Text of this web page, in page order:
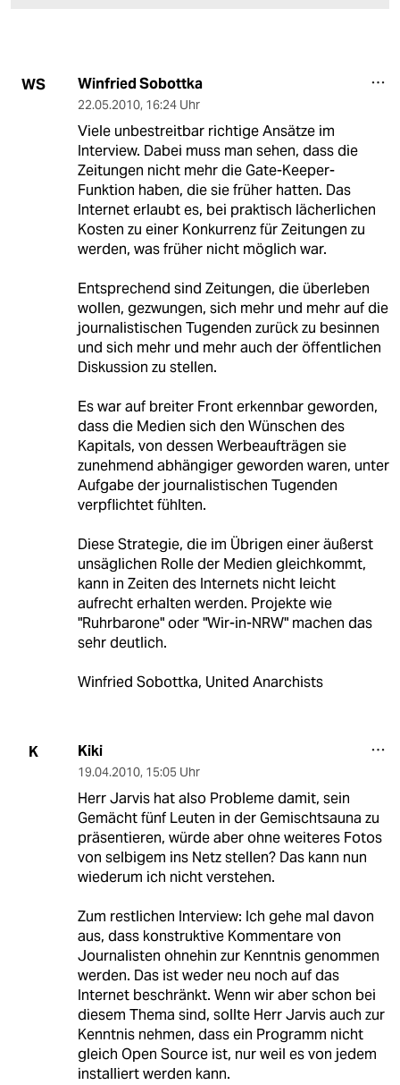
WS Winfried Sobottka
22.05.2010, 16:24 Uhr
Viele unbestreitbar richtige Ansätze im
Interview. Dabei muss man sehen, dass die
Zeitungen nicht mehr die Gate-Keeper-
Funktion haben, die sie früher hatten. Das
Internet erlaubt es, bei praktisch lächerlichen
Kosten zu einer Konkurrenz für Zeitungen zu
werden, was früher nicht möglich war.
Entsprechend sind Zeitungen, die überleben
wollen, gezwungen, sich mehr und mehr auf die
journalistischen Tugenden zurück zu besinnen
und sich mehr und mehr auch der öffentlichen
Diskussion zu stellen.
Es war auf breiter Front erkennbar geworden,
dass die Medien sich den Wünschen des
Kapitals, von dessen Werbeaufträgen sie
zunehmend abhängiger geworden waren, unter
Aufgabe der journalistischen Tugenden
verpflichtet fühlten.
Diese Strategie, die im Übrigen einer äußerst
unsäglichen Rolle der Medien gleichkommt,
kann in Zeiten des Internets nicht leicht
aufrecht erhalten werden. Projekte wie
"Ruhrbarone" oder "Wir-in-NRW" machen das
sehr deutlich.
Winfried Sobottka, United Anarchists
K Kiki
19.04.2010, 15:05 Uhr
Herr Jarvis hat also Probleme damit, sein
Gemächt fünf Leuten in der Gemischtsauna zu
präsentieren, würde aber ohne weiteres Fotos
von selbigem ins Netz stellen? Das kann nun
wiederum ich nicht verstehen.
Zum restlichen Interview: Ich gehe mal davon
aus, dass konstruktive Kommentare von
Journalisten ohnehin zur Kenntnis genommen
werden. Das ist weder neu noch auf das
Internet beschränkt. Wenn wir aber schon bei
diesem Thema sind, sollte Herr Jarvis auch zur
Kenntnis nehmen, dass ein Programm nicht
gleich Open Source ist, nur weil es von jedem
installiert werden kann.